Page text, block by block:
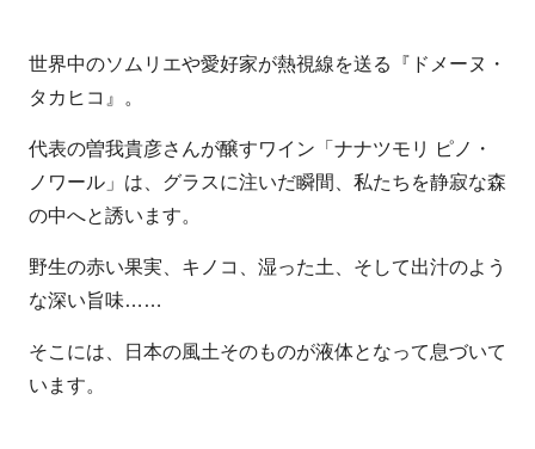
世界中のソムリエや愛好家が熱視線を送る『ドメーヌ・
タカヒコ』。
代表の曽我貴彦さんが醸すワイン「ナナツモリ ピノ・
ノワール」は、グラスに注いだ瞬間、私たちを静寂な森
の中へと誘います。
野生の赤い果実、キノコ、湿った土、そして出汁のよう
な深い旨味……
そこには、日本の風土そのものが液体となって息づいて
います。